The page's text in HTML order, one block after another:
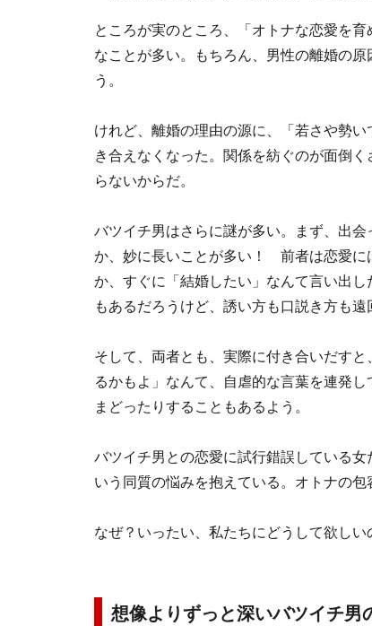
ところが実のところ、「オトナな恋愛を
なことが多い。もちろん、男性の離婚の
う。
けれど、離婚の理由の源に、「若さや勢
き合えなくなった。関係を紡ぐのが面倒
らないからだ。
バツイチ男はさらに謎が多い。まず、出
か、妙に長いことが多い！ 前者は恋愛に
か、すぐに「結婚したい」なんて言い出
もあるだろうけど、誘い方も口説き方も
そして、両者とも、実際に付き合いだす
るかもよ」なんて、自虐的な言葉を連発
まどったりすることもあるよう。
バツイチ男との恋愛に試行錯誤している
いう同質の悩みを抱えている。オトナの
なぜ？いったい、私たちにどうして欲しい
想像よりずっと深いバツイチ男